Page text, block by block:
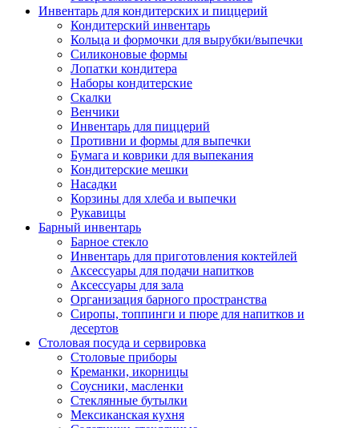
Инвентарь для кондитерских и пиццерий
Кондитерский инвентарь
Кольца и формочки для вырубки/выпечки
Силиконовые формы
Лопатки кондитера
Наборы кондитерские
Скалки
Венчики
Инвентарь для пиццерий
Противни и формы для выпечки
Бумага и коврики для выпекания
Кондитерские мешки
Насадки
Корзины для хлеба и выпечки
Рукавицы
Барный инвентарь
Барное стекло
Инвентарь для приготовления коктейлей
Аксессуары для подачи напитков
Аксессуары для зала
Организация барного пространства
Сиропы, топпинги и пюре для напитков и
десертов
Столовая посуда и сервировка
Столовые приборы
Креманки, икорницы
Соусники, масленки
Стеклянные бутылки
Мексиканская кухня